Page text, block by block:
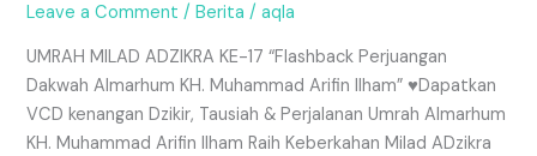
Leave a Comment /Berita /aqla
UMRAH MILAD ADZIKRA KE-17 “Flashback Perjuangan
Dakwah Almarhum KH. Muhammad Arifin Ilham” ♥Dapatkan
VCD kenangan Dzikir, Tausiah & Perjalanan Umrah Almarhum
KH. Muhammad Arifin Ilham Raih Keberkahan Milad ADzikra